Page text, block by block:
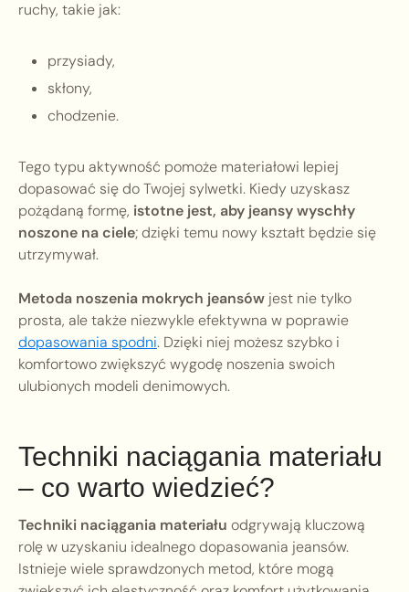
ruchy, takie jak:
przysiady,
skłony,
chodzenie.
Tego typu aktywność pomoże materiałowi lepiej
dopasować się do Twojej sylwetki. Kiedy uzyskasz
pożądaną formę, istotne jest, aby jeansy wyschły
noszone na ciele; dzięki temu nowy kształt będzie się
utrzymywał.
Metoda noszenia mokrych jeansów jest nie tylko
prosta, ale także niezwykle efektywna w poprawie
dopasowania spodni. Dzięki niej możesz szybko i
komfortowo zwiększyć wygodę noszenia swoich
ulubionych modeli denimowych.
Techniki naciągania materiału
– co warto wiedzieć?
Techniki naciągania materiału odgrywają kluczową
rolę w uzyskaniu idealnego dopasowania jeansów.
Istnieje wiele sprawdzonych metod, które mogą